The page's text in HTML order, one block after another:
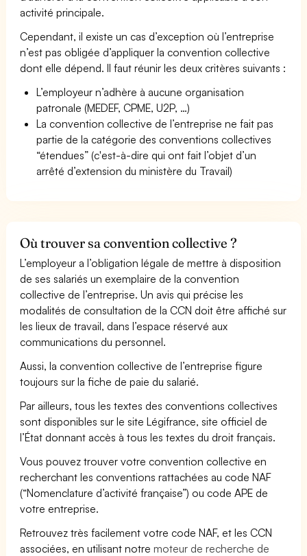
activité principale.
Cependant, il existe un cas d’exception où l’entreprise
n’est pas obligée d’appliquer la convention collective
dont elle dépend. Il faut réunir les deux critères suivants :
L’employeur n’adhère à aucune organisation
patronale (MEDEF, CPME, U2P, …)
La convention collective de l’entreprise ne fait pas
partie de la catégorie des conventions collectives
“étendues” (c'est-à-dire qui ont fait l’objet d’un
arrêté d’extension du ministère du Travail)
Où trouver sa convention collective ?
L’employeur a l’obligation légale de mettre à disposition
de ses salariés un exemplaire de la convention
collective de l’entreprise. Un avis qui précise les
modalités de consultation de la CCN doit être affiché sur
les lieux de travail, dans l’espace réservé aux
communications du personnel.
Aussi, la convention collective de l’entreprise figure
toujours sur la fiche de paie du salarié.
Par ailleurs, tous les textes des conventions collectives
sont disponibles sur le site Légifrance, site officiel de
l’État donnant accès à tous les textes du droit français.
Vous pouvez trouver votre convention collective en
recherchant les conventions rattachées au code NAF
(“Nomenclature d’activité française”) ou code APE de
votre entreprise.
Retrouvez très facilement votre code NAF, et les CCN
associées, en utilisant notremoteur de recherche de